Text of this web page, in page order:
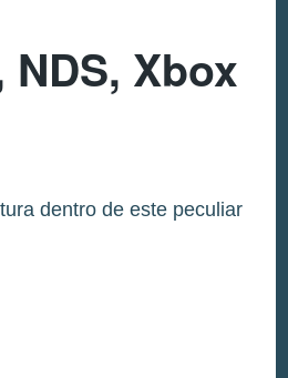
NDS, Xbox
dentro de este peculiar